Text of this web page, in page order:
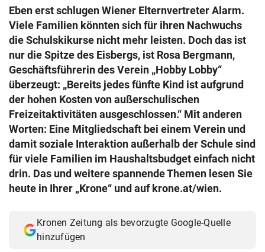
search
eingeben
© Krone Multimedia GmbH & Co KG 2026
Muthgasse 2, 1190 Wien
Eben erst schlugen Wiener Elternvertreter Alarm.
Viele Familien könnten sich für ihren Nachwuchs
die Schulskikurse nicht mehr leisten. Doch das ist
nur die Spitze des Eisbergs, ist Rosa Bergmann,
Geschäftsführerin des Verein „Hobby Lobby“
überzeugt: „Bereits jedes fünfte Kind ist aufgrund
der hohen Kosten von außerschulischen
Freizeitaktivitäten ausgeschlossen.“ Mit anderen
Worten: Eine Mitgliedschaft bei einem Verein und
damit soziale Interaktion außerhalb der Schule sind
für viele Familien im Haushaltsbudget einfach nicht
drin. Das und weitere spannende Themen lesen Sie
heute in Ihrer „Krone“ und auf krone.at/wien.
Kronen Zeitung als bevorzugte Google-Quelle
hinzufügen